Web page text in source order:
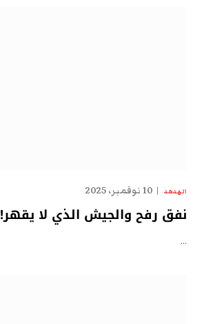
الهدهد 10 نوفمبر، 2025
نفق رفح والجيش الذي لا يقهر!
…